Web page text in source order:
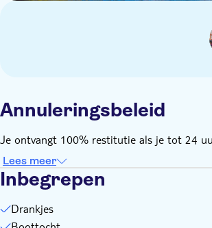
Annuleringsbeleid
Je ontvangt 100% restitutie als je tot 24
Lees meer
Inbegrepen
Drankjes